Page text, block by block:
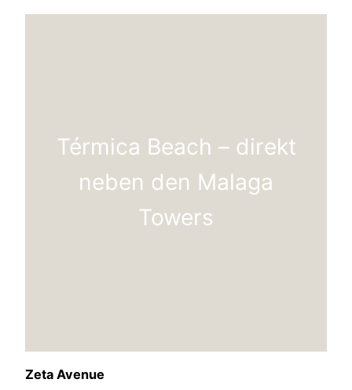
Térmica Beach – direkt
neben den Malaga
Towers
Zeta Avenue